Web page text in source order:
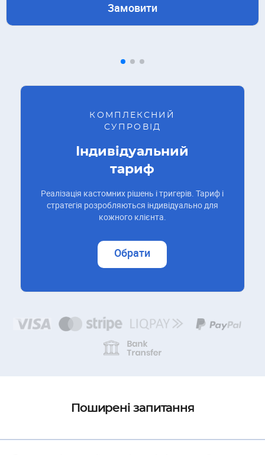
Замовити
КОМПЛЕКСНИЙ
СУПРОВІД
Індивідуальний
тариф
Реалізація кастомних рішень і тригерів. Тариф і
стратегія розробляються індивідуально для
кожного клієнта.
Обрати
Поширені запитання